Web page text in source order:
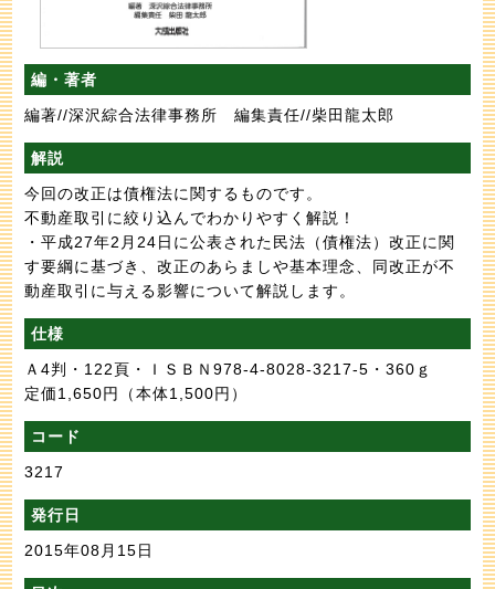
編・著者
編著//深沢綜合法律事務所 編集責任//柴田龍太郎
解説
今回の改正は債権法に関するものです。
不動産取引に絞り込んでわかりやすく解説！
・平成27年2月24日に公表された民法（債権法）改正に関
す要綱に基づき、改正のあらましや基本理念、同改正が不
動産取引に与える影響について解説します。
仕様
Ａ4判・122頁・ＩＳＢＮ978-4-8028-3217-5・360ｇ
定価1,650円
（本体1,500円）
コード
3217
発行日
2015年08月15日